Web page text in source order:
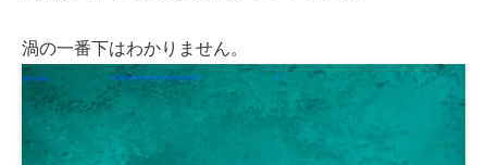
渦の一番下はわかりません。